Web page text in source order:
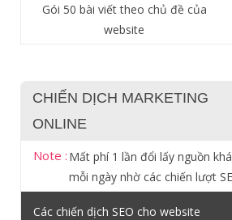
Gói 50 bài viết theo chủ đề của
website
CHIẾN DỊCH MARKETING
ONLINE
Note : Mất phí 1 lần đổi lấy nguồn
mỗi ngày nhờ các chiến lượt
Các chiến dịch SEO cho website